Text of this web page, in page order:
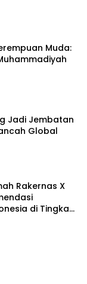
Muda:
Jadi Jembatan
Global
Rakernas X
di Tingkat